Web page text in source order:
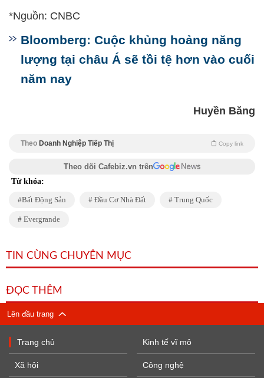
*Nguồn: CNBC
Bloomberg: Cuộc khủng hoảng năng
lượng tại châu Á sẽ tồi tệ hơn vào cuối
năm nay
Huyền Băng
Theo Doanh Nghiệp Tiếp Thị Copy link
Theo dõi Cafebiz.vn trên
Từ khóa:
Bất Động Sản Đầu Cơ Nhà Đất Trung Quốc
Evergrande
TIN CÙNG CHUYÊN MỤC
ĐỌC THÊM
Lên đầu trang
Trang chủ
Xã hội
Kinh tế vĩ mô
Công nghệ